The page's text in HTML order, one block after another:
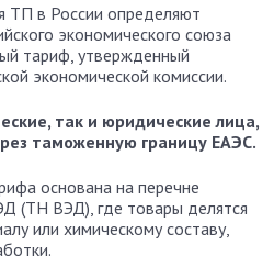
ТП в России определяют
экономического союза
тариф, утвержденный
экономической комиссии.
так и юридические лица,
таможенную границу ЕАЭС.
основана на перечне
(ТН ВЭД), где товары делятся
или химическому составу,